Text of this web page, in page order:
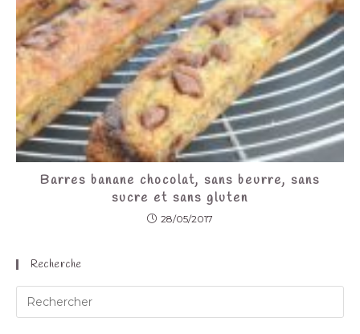
Barres banane chocolat, sans beurre, sans
sucre et sans gluten
28/05/2017
Recherche